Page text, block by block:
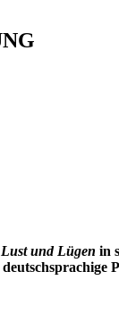
und Lügen in